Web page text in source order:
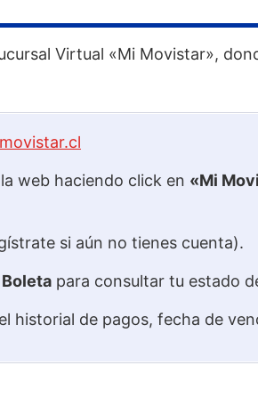
Virtual «Mi Movistar»,
web haciendo click en «Mi
si aún no tienes cuenta).
Boleta para consultar tu estado
historial de pagos, fecha de